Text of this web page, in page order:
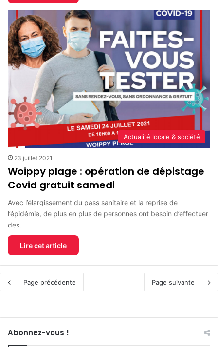
Actualité locale & société
23 juillet 2021
Woippy plage : opération de dépistage
Covid gratuit samedi
Avec l’élargissement du pass sanitaire et la reprise de
l’épidémie, de plus en plus de personnes ont besoin d’effectuer
des…
Lire cet article
Page précédente Page suivante
Abonnez-vous !